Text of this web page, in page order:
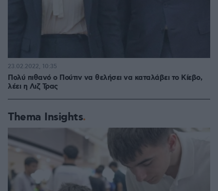
Πολύ πιθανό ο Πούτιν να θελήσει να καταλάβει το Κίεβο,
λέει η Λιζ Τρας
23.02.2022, 10:35
Thema Insights